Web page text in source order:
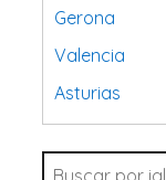
Gerona
Valencia
Asturias
Tarragona
Navarra